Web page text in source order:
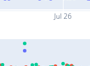
Jul 26